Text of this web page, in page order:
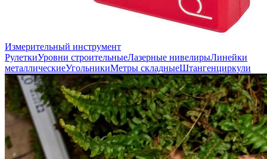
Измерительный инструмент
РулеткиУровни строительныеЛазерные нивелирыЛинейки
металлическиеУгольникиМетры складныеШтангенциркули